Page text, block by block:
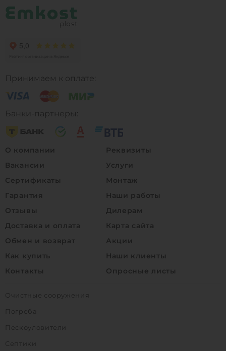
Принимаем к оплате:
Банки-партнеры:
О компании
Вакансии
Сертификаты
Гарантия
Отзывы
Доставка и оплата
Обмен и возврат
Как купить
Контакты
Реквизиты
Услуги
Монтаж
Наши работы
Дилерам
Карта сайта
Акции
Наши клиенты
Опросные листы
Очистные сооружения
Погреба
Пескоуловители
Септики